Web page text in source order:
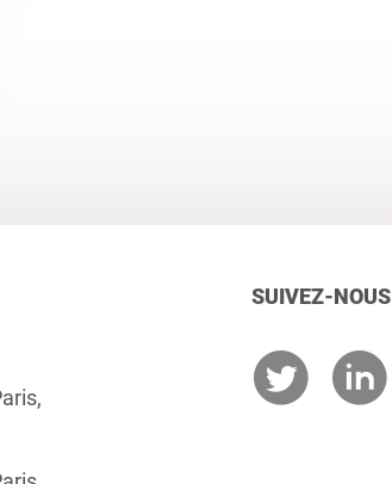
SUIVEZ-NOUS